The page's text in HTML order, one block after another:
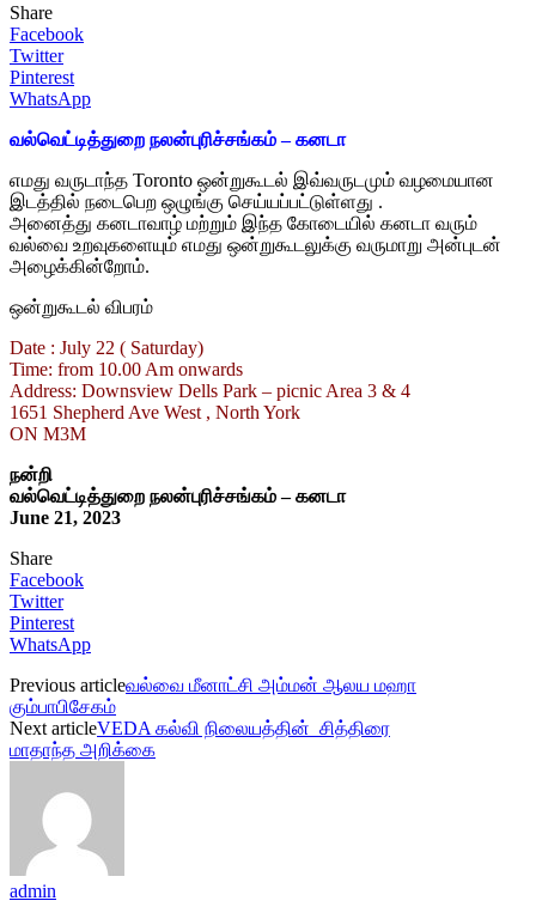
Share
Facebook
Twitter
Pinterest
WhatsApp
வல்வெட்டித்துறை நலன்புரிச்சங்கம் – கனடா
எமது வருடாந்த Toronto ஒன்றுகூடல் இவ்வருடமும் வழமையான
இடத்தில் நடைபெற ஒழுங்கு செய்யப்பட்டுள்ளது .
அனைத்து கனடாவாழ் மற்றும் இந்த கோடையில் கனடா வரும்
வல்வை உறவுகளையும் எமது ஒன்றுகூடலுக்கு வருமாறு அன்புடன்
அழைக்கின்றோம்.
ஒன்றுகூடல் விபரம்
Date : July 22 ( Saturday)
Time: from 10.00 Am onwards
Address: Downsview Dells Park – picnic Area 3 & 4
1651 Shepherd Ave West , North York
ON M3M
நன்றி
வல்வெட்டித்துறை நலன்புரிச்சங்கம் – கனடா
June 21, 2023
Share
Facebook
Twitter
Pinterest
WhatsApp
Previous articleவல்வை மீனாட்சி அம்மன் ஆலய மஹா
கும்பாபிசேகம்
Next articleVEDA கல்வி நிலையத்தின் சித்திரை
மாதாந்த அறிக்கை
admin